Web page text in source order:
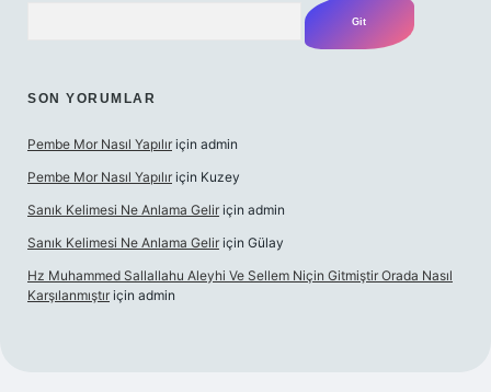
SON YORUMLAR
Pembe Mor Nasıl Yapılır için admin
Pembe Mor Nasıl Yapılır için Kuzey
Sanık Kelimesi Ne Anlama Gelir için admin
Sanık Kelimesi Ne Anlama Gelir için Gülay
Hz Muhammed Sallallahu Aleyhi Ve Sellem Niçin Gitmiştir Orada Nasıl
Karşılanmıştır için admin